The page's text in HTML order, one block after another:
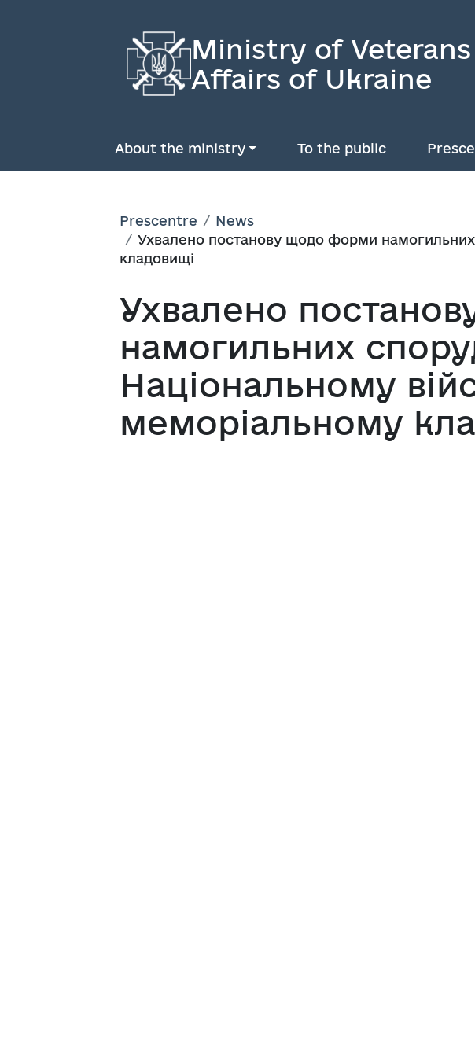
Ministry of Veterans
Affairs of Ukraine
About the ministry To the public
Prescentre
News
Ухвалено постанову щодо форми
кладовищі
Ухвалено
намогильних
Національному
меморіальному